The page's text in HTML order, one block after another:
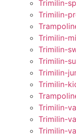
Trimilin-
Trimilin-
Trimilin-
Trimilin-
Trimilin-
Trimilin-
Trimilin-
Trimilin-
Trimilin-
Trimilin-